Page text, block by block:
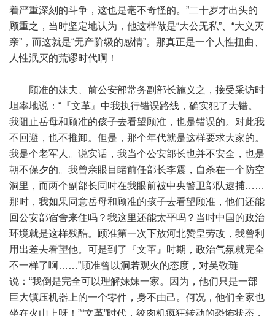
着严重深刻的斗争，这也是毫不奇怪的。”二十岁才出头的
顾重之，当时坚定地认为，他这样做是“大公无私”、“大义灭
亲”，而这就是“无产阶级的感情”。那真正是一个人性扭曲、
人性泯灭的荒谬时代啊！
顾准的妹夫、前公安部常务副部长施义之，接受采访时
坦率地说：“『文革』中我执行错误路线，确实犯了大错。
我阻止岳母和顾准的孩子去看望顾准，也是错误的。对此我
不回避，也不推卸。但是，那个年代就是这样要求大家的。
我是个老军人。说实话，我当个公安部长也并不安全，也是
朝不保夕的。我曾亲眼目睹前任部长李震，自杀在一个防空
洞里，而两个副部长同时在我眼前被中央警卫部队逮捕……
那时，我如果同意岳母和顾准的孩子去看望顾准，他们还能
回公安部宿舍来住吗？我这里还能太平吗？当时中国的政治
环境就是这样残酷。顾准第一次下放河北赞皇劳改，我曾利
用出差去看望他。可是到了『文革』时期，政治气氛就完全
不一样了啊……”顾准曾以洞若观火的态度，对吴敬琏
说：“我倒是完全可以理解妹妹一家。因为，他们只是一部
巨大镇压机器上的一个零件，身不由己。何况，他们全家也
坐在火山上呀！”“文革”时代，绞肉机疯狂转动的恐怖状态，